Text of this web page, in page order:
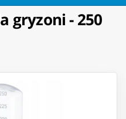
gryzoni - 250